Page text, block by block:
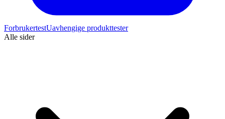
ForbrukertestUavhengige produkttester
Alle sider